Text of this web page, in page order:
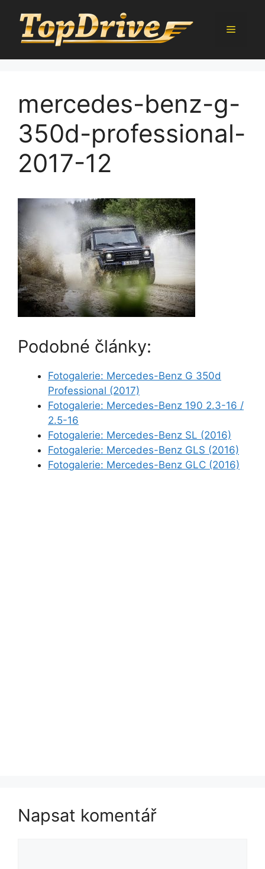
obsah
Menu
mercedes-benz-g-
350d-professional-
2017-12
Podobné články:
Fotogalerie: Mercedes-Benz G 350d
Professional (2017)
Fotogalerie: Mercedes-Benz 190 2.3-16 /
2.5-16
Fotogalerie: Mercedes-Benz SL (2016)
Fotogalerie: Mercedes-Benz GLS (2016)
Fotogalerie: Mercedes-Benz GLC (2016)
Napsat komentář